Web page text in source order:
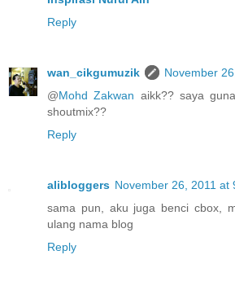
Reply
wan_cikgumuzik
November
@Mohd Zakwan aikk?? saya
shoutmix??
Reply
alibloggers November 26, 2011 at
sama pun, aku juga benci cbox,
ulang nama blog
Reply